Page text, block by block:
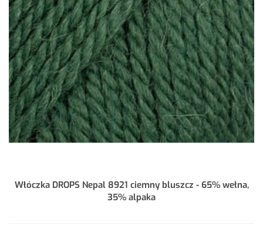
Włóczka DROPS Nepal 8921 ciemny bluszcz - 65% wełna,
35% alpaka